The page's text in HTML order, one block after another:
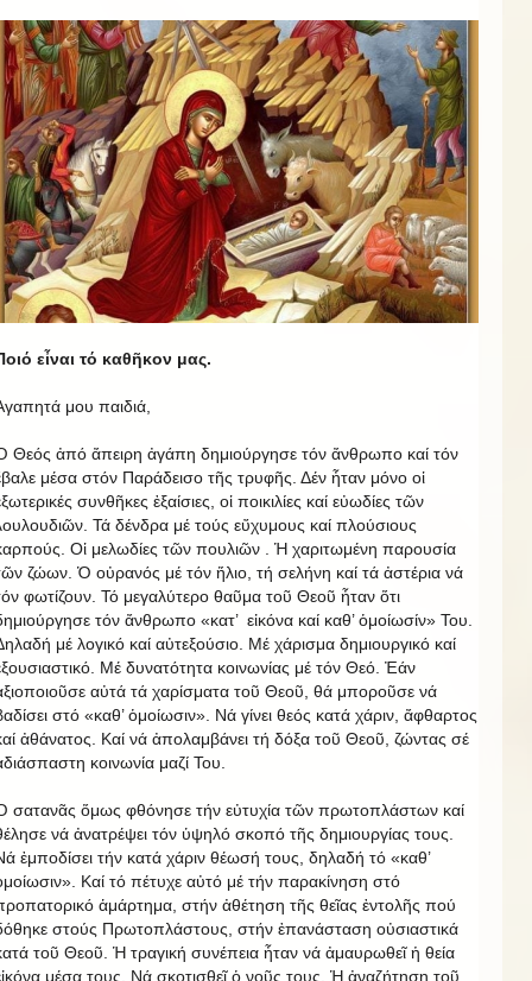
εἶναι τό καθῆκον μας.
μου παιδιά,
Θεός ἀπό ἄπειρη ἀγάπη δημιούργησε τόν ἄνθρωπο καί τόν
μέσα στόν Παράδεισο τῆς τρυφῆς. Δέν ἦταν μόνο οἱ
συνθῆκες ἐξαίσιες, οἱ ποικιλίες καί εὐωδίες τῶν
Τά δένδρα μέ τούς εὔχυμους καί πλούσιους
Οἱ μελωδίες τῶν πουλιῶν . Ἡ χαριτωμένη παρουσία
ζώων. Ὁ οὐρανός μέ τόν ἥλιο, τή σελήνη καί τά ἀστέρια νά
φωτίζουν. Τό μεγαλύτερο θαῦμα τοῦ Θεοῦ ἦταν ὅτι
τόν ἄνθρωπο «κατ’ εἰκόνα καί καθ’ ὁμοίωσίν» Του.
μέ λογικό καί αὐτεξούσιο. Μέ χάρισμα δημιουργικό καί
Μέ δυνατότητα κοινωνίας μέ τόν Θεό. Ἐάν
αὐτά τά χαρίσματα τοῦ Θεοῦ, θά μποροῦσε νά
στό «καθ’ ὁμοίωσιν». Νά γίνει θεός κατά χάριν, ἄφθαρτος
ἀθάνατος. Καί νά ἀπολαμβάνει τή δόξα τοῦ Θεοῦ, ζώντας σέ
κοινωνία μαζί Του.
σατανᾶς ὅμως φθόνησε τήν εὐτυχία τῶν πρωτοπλάστων καί
νά ἀνατρέψει τόν ὑψηλό σκοπό τῆς δημιουργίας τους.
ἐμποδίσει τήν κατά χάριν θέωσή τους, δηλαδή τό «καθ’
Καί τό πέτυχε αὐτό μέ τήν παρακίνηση στό
ἁμάρτημα, στήν ἀθέτηση τῆς θεῖας ἐντολῆς πού
στούς Πρωτοπλάστους, στήν ἐπανάσταση οὐσιαστικά
τοῦ Θεοῦ. Ἡ τραγική συνέπεια ἦταν νά ἀμαυρωθεῖ ἡ θεία
μέσα τους. Νά σκοτισθεῖ ὁ νοῦς τους. Ἡ ἀναζήτηση τοῦ